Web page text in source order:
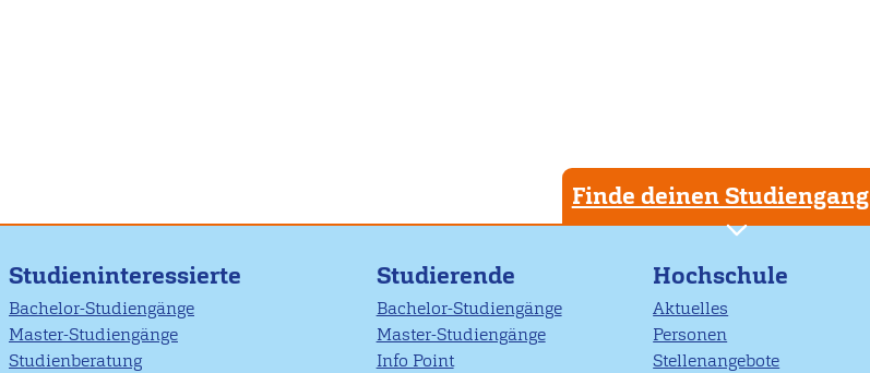
Finde deinen Studiengang
Studieninteressierte
Bachelor-Studiengänge
Master-Studiengänge
Studienberatung
Studierende
Bachelor-Studiengänge
Master-Studiengänge
Info Point
Hochschule
Aktuelles
Personen
Stellenangebote